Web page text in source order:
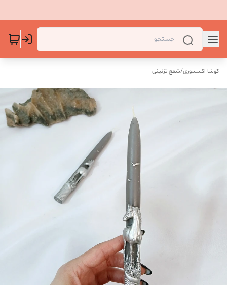
کوشا اکسسوری/شمع تزئینی